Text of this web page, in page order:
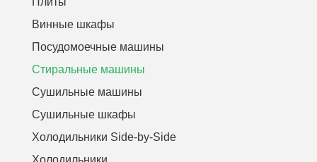
Винные шкафы
Посудомоечные машины
Стиральные машины
Сушильные машины
Сушильные шкафы
Холодильники Side-by-Side
Холодильники